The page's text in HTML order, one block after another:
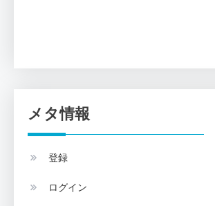
メタ情報
登録
ログイン